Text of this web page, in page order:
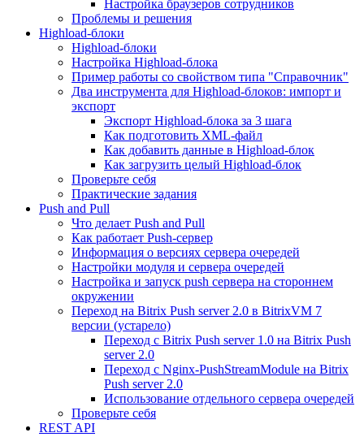
Настройка браузеров сотрудников
Проблемы и решения
Highload-блоки
Highload-блоки
Настройка Highload-блока
Пример работы со свойством типа "Справочник"
Два инструмента для Highload-блоков: импорт и
экспорт
Экспорт Highload-блока за 3 шага
Как подготовить XML-файл
Как добавить данные в Highload-блок
Как загрузить целый Highload-блок
Проверьте себя
Практические задания
Push and Pull
Что делает Push and Pull
Как работает Push-сервер
Информация о версиях сервера очередей
Настройки модуля и сервера очередей
Настройка и запуск push сервера на стороннем
окружении
Переход на Bitrix Push server 2.0 в BitrixVM 7
версии (устарело)
Переход с Bitrix Push server 1.0 на Bitrix Push
server 2.0
Переход с Nginx-PushStreamModule на Bitrix
Push server 2.0
Использование отдельного сервера очередей
Проверьте себя
REST API